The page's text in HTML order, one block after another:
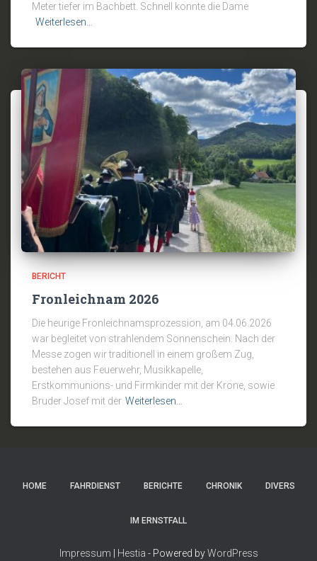
Meter tiefer im Bachbett. Schnell konnte die Dame
Weiterlesen…
BERICHT
Fronleichnam 2026
Die heurige Fronleichnamsprozession, am 04.06.2026
war begleitet von strahlendem Sonnenschein. Nach der
Messe zogen wir traditionell in einem großem Zug,
bestehen aus Feuerwehr, Musikkapelle,
Erstkommunions- und Firmkinder mit der Krone, sowie
Bruder Josef mit der Weiterlesen…
HOME FAHRDIENST BERICHTE CHRONIK DIVERS
IM ERNSTFALL
Impressum Hestia - Powered byWordPress